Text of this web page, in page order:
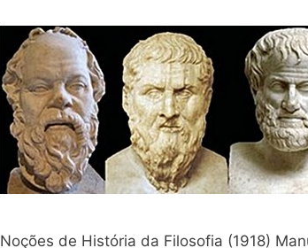
Noções de História da Filosofia (1918)